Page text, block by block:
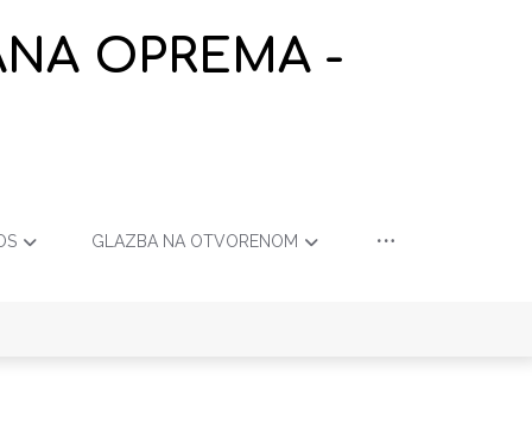
OPREMA -
GLAZBA NA OTVORENOM